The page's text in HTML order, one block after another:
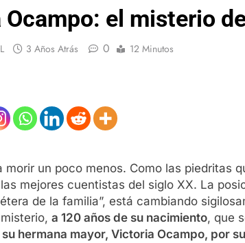
Ocampo: el misterio
3 Años Atrás 0 12 Minutos
morir un poco menos. Como las piedritas
mejores cuentistas del siglo XX. La
de la familia”, está cambiando
a 120 años de su nacimiento, que
hermana mayor, Victoria Ocampo, por